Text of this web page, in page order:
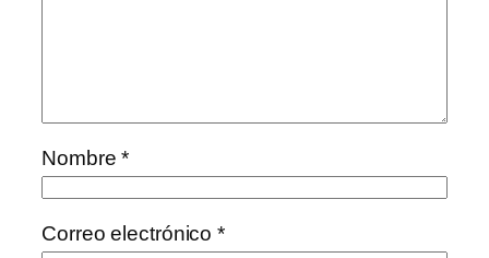
Nombre*
Correo electrónico*